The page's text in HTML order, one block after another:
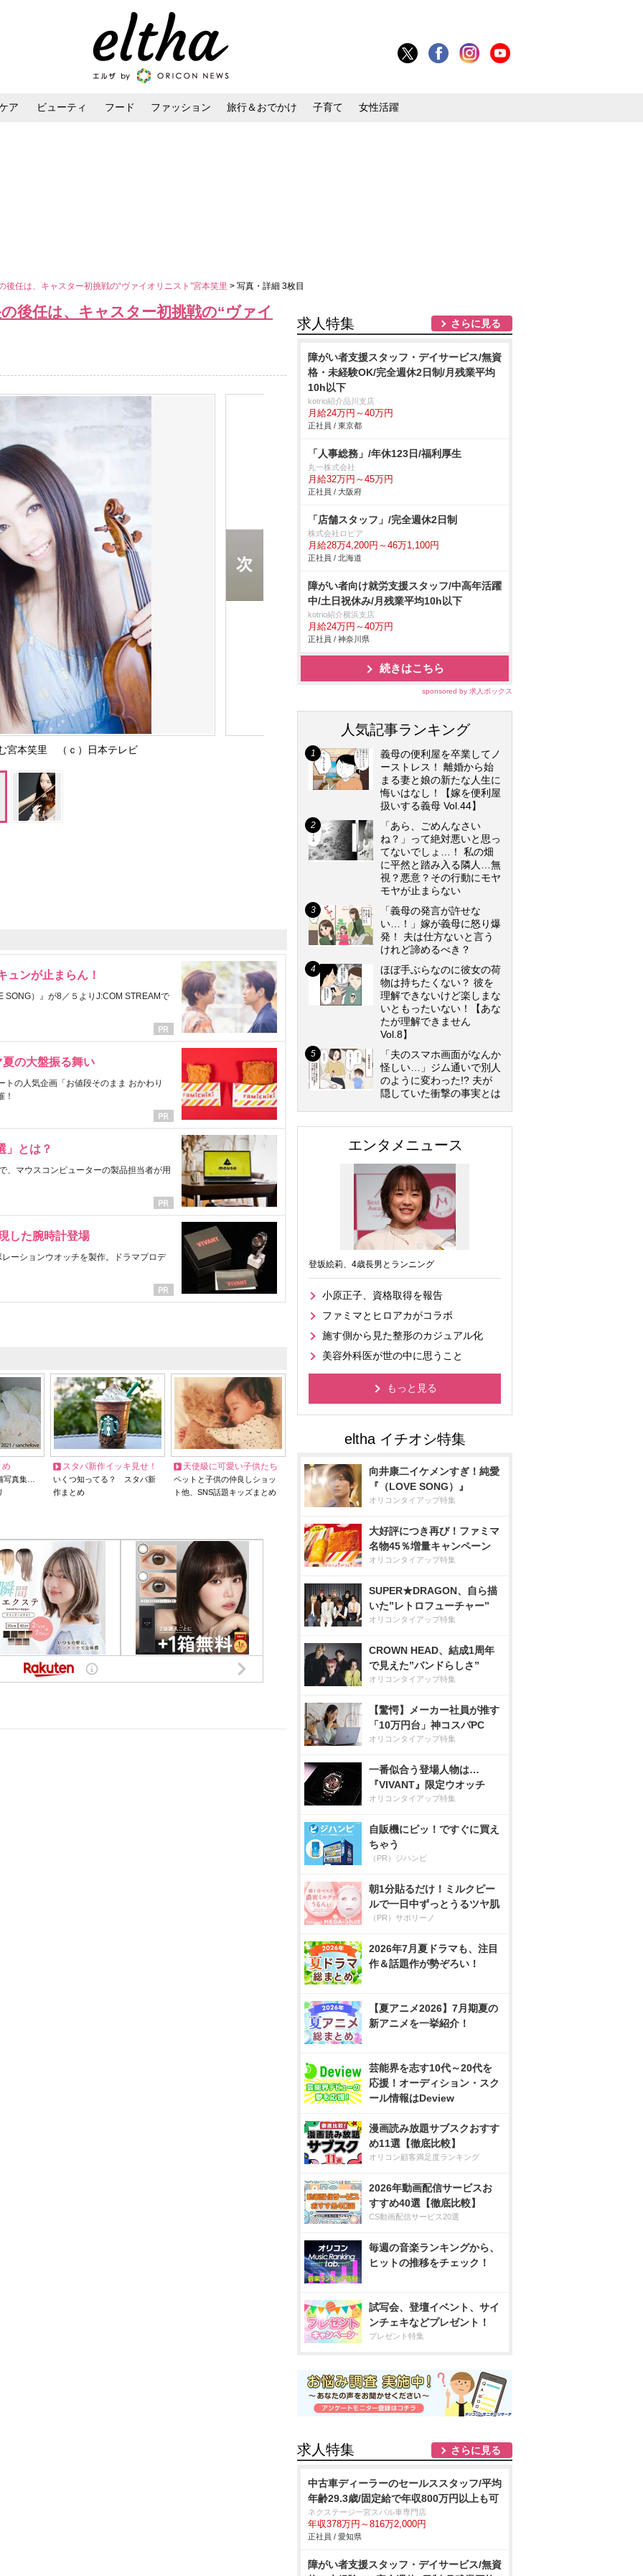
ア ビューティ フード ファッション 旅行＆おでかけ 子育て 女性活躍
任は、キャスター初挑戦の“ヴァイオリニスト”宮本笑里 > 写真・詳細 3枚目
後任は、キャスター初挑戦の“ヴァイ
宮本笑里 （ｃ）日本テレビ
ュンが止まらん！
SONG）』が8／５よりJ:COM STREAMで
の大盤振る舞い
の人気企画「お値段そのまま おかわり
！
」とは？
、マウスコンピューターの製品担当者が用
した腕時計登場
ーションウオッチを製作。ドラマプロデ
め
写真集…
スタバ新作イッキ見せ！
いくつ知ってる？ スタバ新
作まとめ
天使級に可愛い子供たち
ペットと子供の仲良しショッ
ト他、SNS話題キッズまとめ
求人特集 さらに見る
障がい者支援スタッフ・デイサービス/無資
格・未経験OK/完全週休2日制/月残業平均
10h以下
kotrio紹介品川支店
月給24万円～40万円
正社員 / 東京都
「人事総務」/年休123日/福利厚生
丸一株式会社
月給32万円～45万円
正社員 / 大阪府
「店舗スタッフ」/完全週休2日制
株式会社ロピア
月給28万4,200円～46万1,100円
正社員 / 北海道
障がい者向け就労支援スタッフ/中高年活躍
中/土日祝休み/月残業平均10h以下
kotrio紹介横浜支店
月給24万円～40万円
正社員 / 神奈川県
続きはこちら
sponsored by 求人ボックス
人気記事ランキング
義母の便利屋を卒業してノ
ーストレス！ 離婚から始
まる妻と娘の新たな人生に
悔いはなし！【嫁を便利屋
扱いする義母 Vol.44】
「あら、ごめんなさい
ね？」って絶対悪いと思っ
てないでしょ…！ 私の畑
に平然と踏み入る隣人…無
視？悪意？その行動にモヤ
モヤが止まらない
「義母の発言が許せな
い…！」嫁が義母に怒り爆
発！ 夫は仕方ないと言う
けれど諦めるべき？
ほぼ手ぶらなのに彼女の荷
物は持ちたくない？ 彼を
理解できないけど楽しまな
いともったいない！【あな
たが理解できません
Vol.8】
「夫のスマホ画面がなんか
怪しい…」ジム通いで別人
のように変わった!? 夫が
隠していた衝撃の事実とは
エンタメニュース
登坂絵莉、4歳長男とランニング
小原正子、資格取得を報告
ファミマとヒロアカがコラボ
施す側から見た整形のカジュアル化
美容外科医が世の中に思うこと
もっと見る
向井康二イケメンすぎ！純愛
『（LOVE SONG）』
オリコンタイアップ特集
大好評につき再び！ファミマ
名物45％増量キャンペーン
オリコンタイアップ特集
SUPER★DRAGON、自ら描
いた”レトロフューチャー”
オリコンタイアップ特集
CROWN HEAD、結成1周年
で見えた”バンドらしさ”
オリコンタイアップ特集
【驚愕】メーカー社員が推す
「10万円台」神コスパPC
オリコンタイアップ特集
一番似合う登場人物は…
『VIVANT』限定ウオッチ
オリコンタイアップ特集
自販機にピッ！ですぐに買え
ちゃう
（PR）ジハンピ
朝1分貼るだけ！ミルクピー
ルで一日中ずっとうるツヤ肌
（PR）サボリーノ
2026年7月夏ドラマも、注目
作＆話題作が勢ぞろい！
【夏アニメ2026】7月期夏の
新アニメを一挙紹介！
芸能界を志す10代～20代を
応援！オーディション・スク
ール情報はDeview
漫画読み放題サブスクおすす
め11選【徹底比較】
オリコン顧客満足度ランキング
2026年動画配信サービスお
すすめ40選【徹底比較】
CS動画配信サービス20選
毎週の音楽ランキングから、
ヒットの推移をチェック！
試写会、登壇イベント、サイ
ンチェキなどプレゼント！
プレゼント特集
求人特集 さらに見る
中古車ディーラーのセールススタッフ/平均
年齢29.3歳/固定給で年収800万円以上も可
ネクステージ一宮スバル車専門店
年収378万円～816万2,000円
正社員 / 愛知県
障がい者支援スタッフ・デイサービス/無資